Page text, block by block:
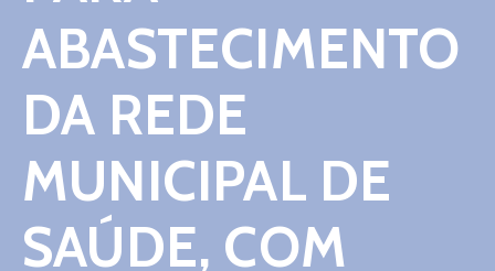
ABASTECIMENTO
DA REDE
MUNICIPAL DE
SAÚDE, COM